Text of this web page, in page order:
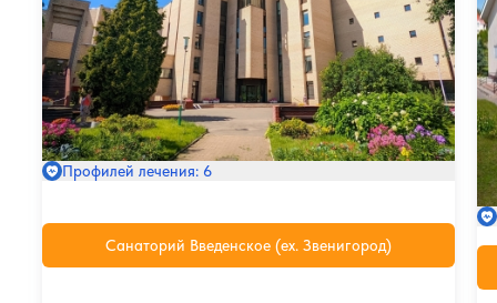
Профилей лечения: 6
Санаторий Введенское (ex. Звенигород)